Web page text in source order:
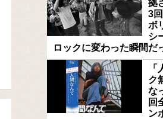
拠
3
ボ
シ
ロックに変わった瞬間だ
ク
な
回
ン